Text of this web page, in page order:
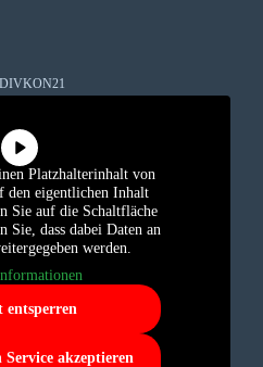
Platzhalterinhalt von
den eigentlichen Inhalt
Sie auf die Schaltfläche
Sie, dass dabei Daten an
werden.
entsperren
akzeptieren